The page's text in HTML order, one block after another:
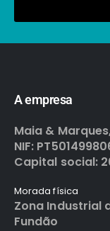
A empresa
Maia &
NIF:
Capital social:
Morada física
Zona Industrial
Fundão